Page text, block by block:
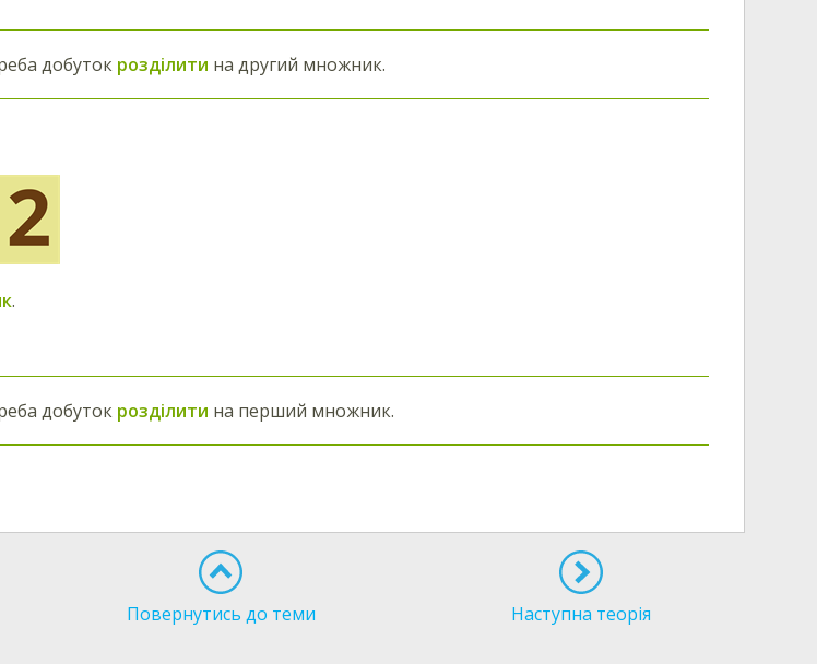
добуток розділити на другий множник.
.
добуток розділити на перший множник.
Повернутись до теми Наступна теорія